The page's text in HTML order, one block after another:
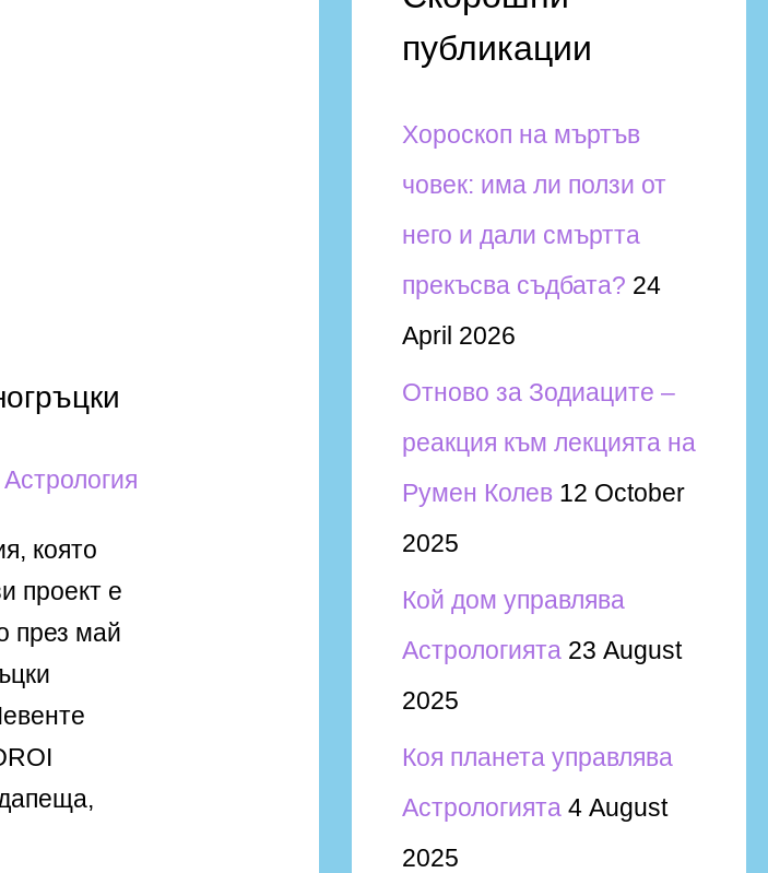
която
проект е
през май
h
o
r
:
публикации
Хороскоп на мъртъв
човек: има ли ползи от
него и дали смъртта
прекъсва съдбата? 24
April 2026
Отново за Зодиаците –
реакция към лекцията на
Румен Колев 12 October
2025
Кой дом управлява
Астрологията 23 August
2025
Коя планета управлява
Астрологията 4 August
2025
и